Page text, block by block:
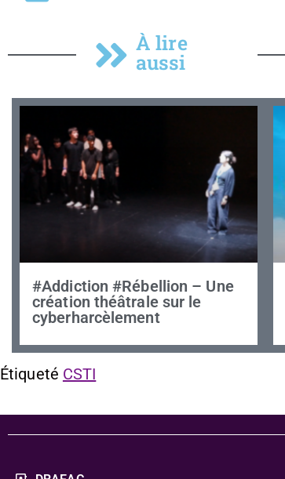
À lire
aussi
#Addiction #Rébellion – Une
création théâtrale sur le
cyberharcèlement
Étiqueté CSTI